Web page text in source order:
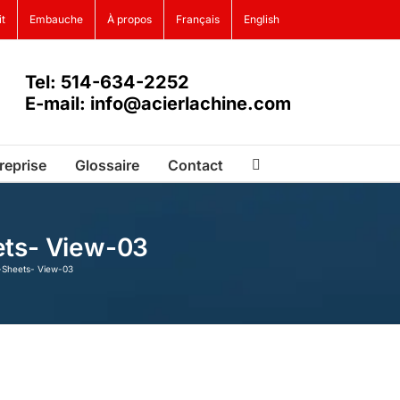
Embauche À propos Français English
Tel: 514-634-2252
E-mail: info@acierlachine.com
Glossaire Contact
View-03
Sheets- View-03